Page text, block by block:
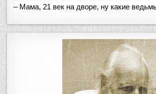
– Мама, 21 век на дворе, ну какие